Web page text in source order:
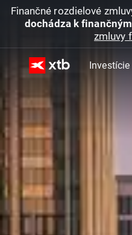
Finančné rozdielové
dochádza k
zmluvy
Investície